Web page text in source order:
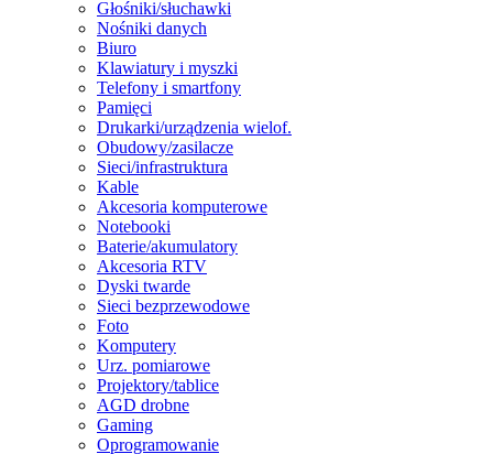
Głośniki/słuchawki
Nośniki danych
Biuro
Klawiatury i myszki
Telefony i smartfony
Pamięci
Drukarki/urządzenia wielof.
Obudowy/zasilacze
Sieci/infrastruktura
Kable
Akcesoria komputerowe
Notebooki
Baterie/akumulatory
Akcesoria RTV
Dyski twarde
Sieci bezprzewodowe
Foto
Komputery
Urz. pomiarowe
Projektory/tablice
AGD drobne
Gaming
Oprogramowanie